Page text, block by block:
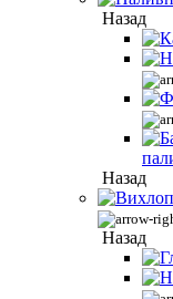
Назад
Назад
Назад